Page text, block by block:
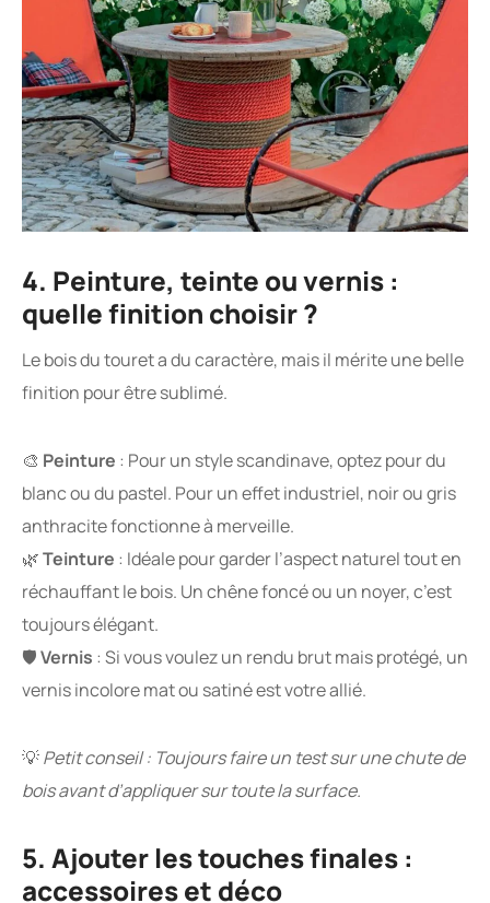
4. Peinture, teinte ou vernis :
quelle finition choisir ?
Le bois du touret a du caractère, mais il mérite une belle
finition pour être sublimé.
🎨 Peinture : Pour un style scandinave, optez pour du
blanc ou du pastel. Pour un effet industriel, noir ou gris
anthracite fonctionne à merveille.
🌿Teinture : Idéale pour garder l’aspect naturel tout en
réchauffant le bois. Un chêne foncé ou un noyer, c’est
toujours élégant.
🛡Vernis : Si vous voulez un rendu brut mais protégé, un
vernis incolore mat ou satiné est votre allié.
💡Petit conseil : Toujours faire un test sur une chute de
bois avant d’appliquer sur toute la surface.
5. Ajouter les touches finales :
accessoires et déco